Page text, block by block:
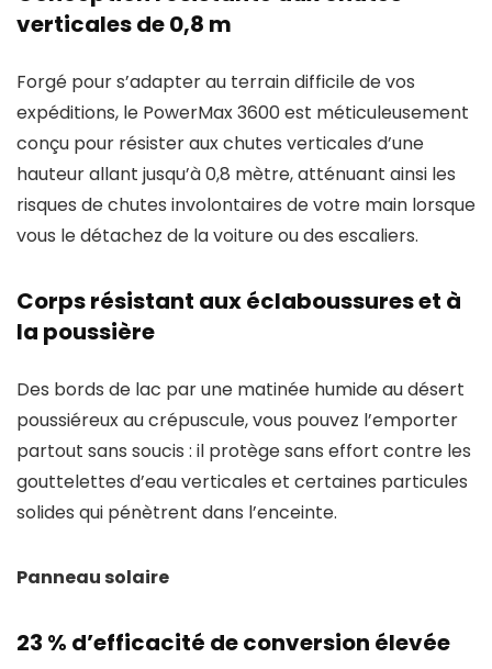
verticales de 0,8 m
Forgé pour s’adapter au terrain difficile de vos
expéditions, le PowerMax 3600 est méticuleusement
conçu pour résister aux chutes verticales d’une
hauteur allant jusqu’à 0,8 mètre, atténuant ainsi les
risques de chutes involontaires de votre main lorsque
vous le détachez de la voiture ou des escaliers.
Corps résistant aux éclaboussures et à
la poussière
Des bords de lac par une matinée humide au désert
poussiéreux au crépuscule, vous pouvez l’emporter
partout sans soucis : il protège sans effort contre les
gouttelettes d’eau verticales et certaines particules
solides qui pénètrent dans l’enceinte.
Panneau solaire
23 % d’efficacité de conversion élevée